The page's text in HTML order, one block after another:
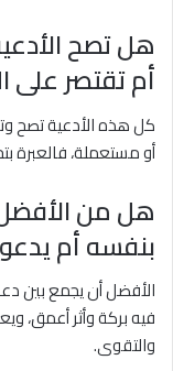
هل تصح
أم تقتصر على
كل هذه الأدعية تصح
أو مستعملة، فالعبرة
هل من
بنفسه أم
الأفضل أن يجمع بين
فيه بركة وأثر أعمق،
والتقوى.